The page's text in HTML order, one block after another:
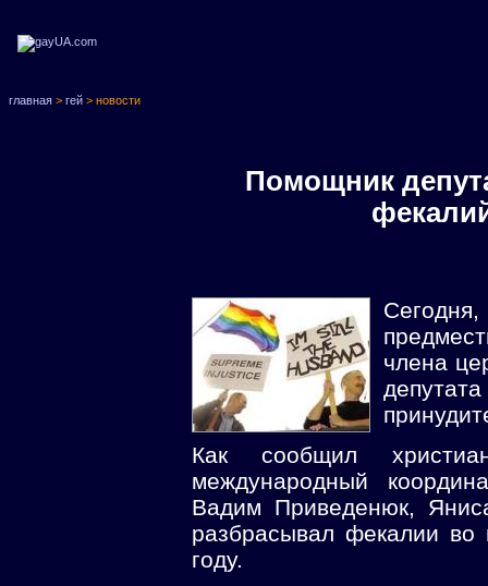
главная > гей > новости
Помощник
члена
Как сообщил
международный
Вадим Приведенюк,
разбрасывал фекалии во
году.